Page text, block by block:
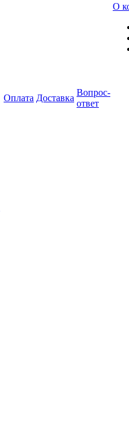
Оплата Доставка
Вопрос-
ответ
О